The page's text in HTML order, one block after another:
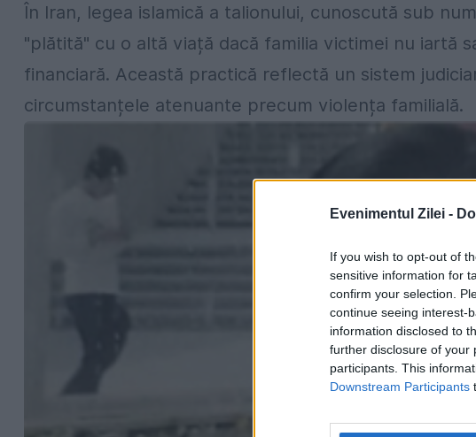
Evenimentul Zilei -
If you wish to opt-out of
sensitive information for
confirm your selection.
continue seeing interest-
information disclosed to
further disclosure of your
participants. This
Downstream Participants
În Iran, legea islamică a talionului, cunoscută sub
"plătită" cu o altă viață dacă familia victimei nu iartă
financiară. Această practică reflectă un sistem
circumstanțele atenuante precum violența familială.